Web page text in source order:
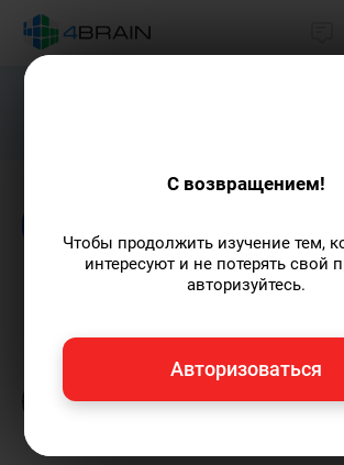
Подарим
Преодоление
Григорий Кшеминский— автор
С возвращением!
Чтобы продолжить изучение тем,
интересуют и не потерять свой
авторизуйтесь.
Авторизоваться